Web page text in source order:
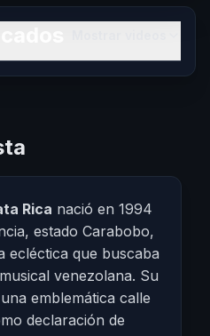
Rica nació en 1994
estado Carabobo,
ecléctica que buscaba
venezolana. Su
emblemática calle
declaración de